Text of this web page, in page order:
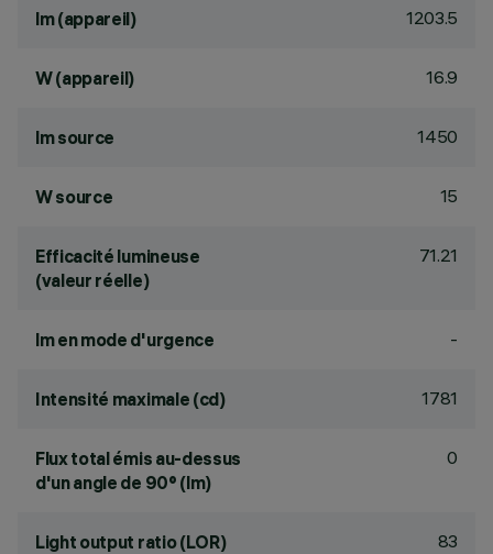
lm (appareil) 1203.5
W (appareil) 16.9
lm source 1450
W source 15
Efficacité lumineuse
(valeur réelle)
71.21
lm en mode d'urgence -
Intensité maximale (cd) 1781
Flux total émis au-dessus
d'un angle de 90° (lm)
0
Light output ratio (LOR) 83